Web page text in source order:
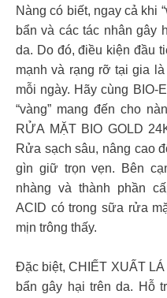
Nàng có biết, ngay cả khi
bẩn và các tác nhân gây
da. Do đó, điều kiện đầu
mạnh và rạng rỡ tại gia
mỗi ngày. Hãy cùng BIO-
“vàng” mang đến cho
RỬA MẶT BIO GOLD
Rửa sạch sâu, nâng cao
gìn giữ trọn vẹn. Bên
nhàng và thành phần
ACID có trong sữa rửa
mịn trông thấy.
Đặc biệt, CHIẾT XUẤT
bẩn gây hại trên da. Hỗ